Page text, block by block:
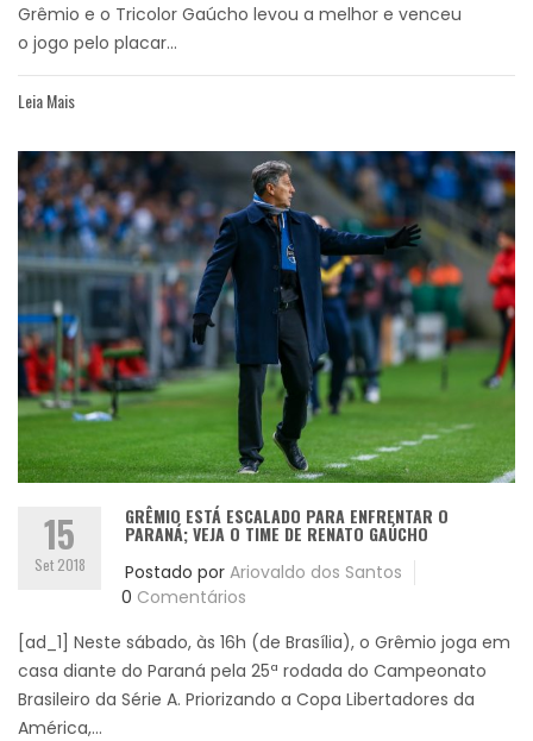
Grêmio e o Tricolor Gaúcho levou a melhor e venceu
o jogo pelo placar...
Leia Mais
15
Set 2018
GRÊMIO ESTÁ ESCALADO PARA ENFRENTAR O
PARANÁ; VEJA O TIME DE RENATO GAÚCHO
Postado por Ariovaldo dos Santos
0 Comentários
[ad_1] Neste sábado, às 16h (de Brasília), o Grêmio joga em
casa diante do Paraná pela 25ª rodada do Campeonato
Brasileiro da Série A. Priorizando a Copa Libertadores da
América,...